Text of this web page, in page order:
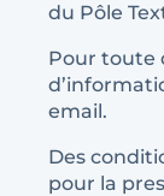
du Pôle
Pour toute
email.
Des
pour la